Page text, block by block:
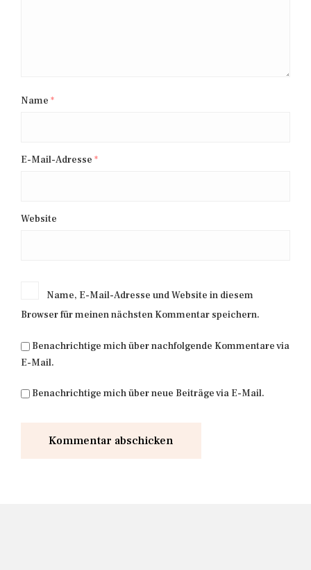
Name *
E-Mail-Adresse *
Website
Name, E-Mail-Adresse und Website in diesem
Browser für meinen nächsten Kommentar speichern.
Benachrichtige mich über nachfolgende Kommentare via
E-Mail.
Benachrichtige mich über neue Beiträge via E-Mail.